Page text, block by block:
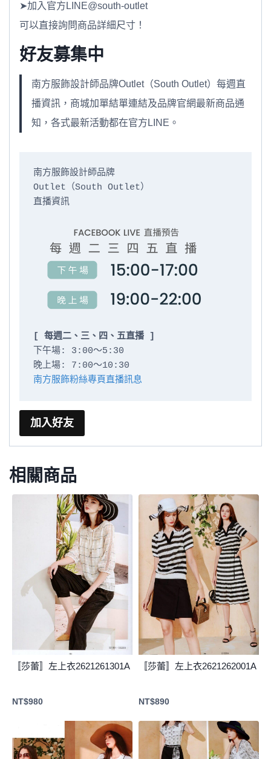
➤加入官方LINE@south-outlet
可以直接詢問商品詳細尺寸！
好友募集中
南方服飾設計師品牌Outlet（South Outlet）每週直
播資訊，商城加單結單連結及品牌官網最新商品通
知，各式最新活動都在官方LINE。
南方服飾設計師品牌
Outlet（South Outlet）
直播資訊
[ 每週二、三、四、五直播 ]
下午場: 3:00～5:30
南方服飾粉絲專頁直播訊息
加入好友
相關商品
〚莎蕾〛左上衣2621261301A
NT$980
〚莎蕾〛左上衣2621262001A
NT$890